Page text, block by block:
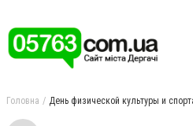
Головна День физической культуры и